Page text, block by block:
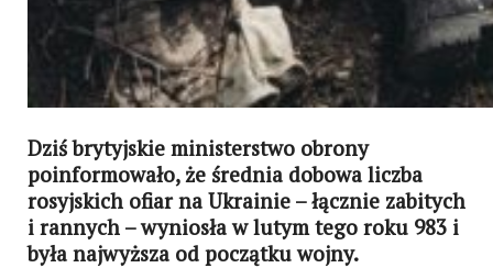
Dziś brytyjskie ministerstwo obrony
poinformowało, że średnia dobowa liczba
rosyjskich ofiar na Ukrainie – łącznie zabitych
i rannych – wyniosła w lutym tego roku 983 i
była najwyższa od początku wojny.